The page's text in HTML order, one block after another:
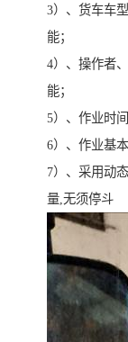
3）、货车车
能；
4）、操作者
能；
5）、作业时
6）、作业基
7）、采用动
量,无须停斗